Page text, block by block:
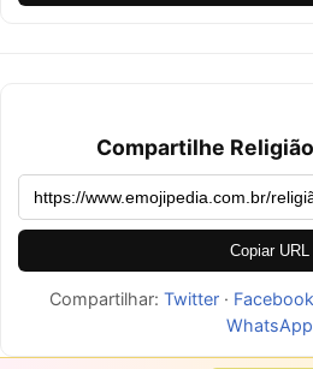
Compartilhe
Copiar URL
Compartilhar: Twitter· Facebook
WhatsApp